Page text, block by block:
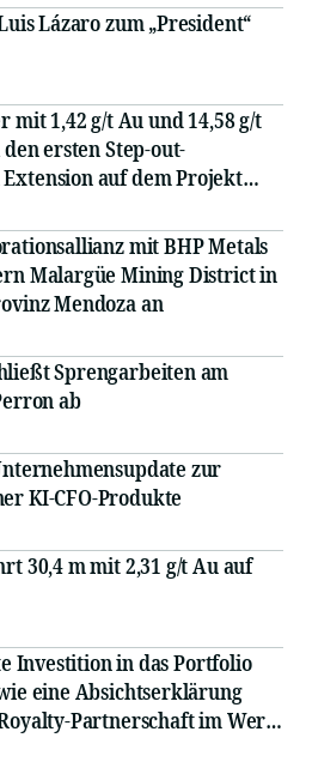
Lázaro zum „President“
mit 1,42 g/t Au und 14,58 g/t
ersten Step-out-
auf dem Projekt
mit BHP Metals
Malargüe Mining District in
Mendoza an
Sprengarbeiten am
ab
zur
KI-CFO-Produkte
30,4 m mit 2,31 g/t Au auf
Investition in das Portfolio
eine Absichtserklärung
Partnerschaft im Wert
bekannt